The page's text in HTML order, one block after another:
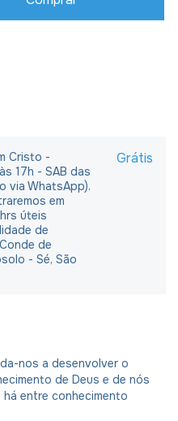
Cristo -
17h - SAB das
via WhatsApp).
em
úteis
de
de
- Sé, São
Grátis
nos a desenvolver o
de Deus e de nós
há entre conhecimento